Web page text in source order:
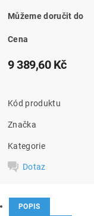
Můžeme doručit do
Cena
9 389,60 Kč
Kód produktu
Značka
Kategorie
Dotaz
POPIS